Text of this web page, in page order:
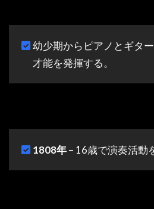
幼少期からピアノとギタ
才能を発揮する。
1808年– 16歳で演奏活動